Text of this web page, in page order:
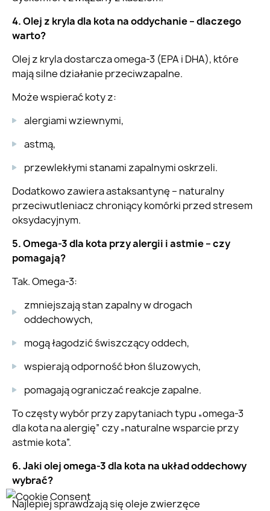
4. Olej z kryla dla kota na oddychanie – dlaczego
warto?
Olej z kryla dostarcza omega-3 (EPA i DHA), które
mają silne działanie przeciwzapalne.
Może wspierać koty z:
alergiami wziewnymi,
astmą,
przewlekłymi stanami zapalnymi oskrzeli.
Dodatkowo zawiera astaksantynę – naturalny
przeciwutleniacz chroniący komórki przed stresem
oksydacyjnym.
5. Omega-3 dla kota przy alergii i astmie – czy
pomagają?
Tak. Omega-3:
zmniejszają stan zapalny w drogach
oddechowych,
mogą łagodzić świszczący oddech,
wspierają odporność błon śluzowych,
pomagają ograniczać reakcje zapalne.
To częsty wybór przy zapytaniach typu „omega-3
dla kota na alergię” czy „naturalne wsparcie przy
astmie kota”.
6. Jaki olej omega-3 dla kota na układ oddechowy
wybrać?
Najlepiej sprawdzają się oleje zwierzęce